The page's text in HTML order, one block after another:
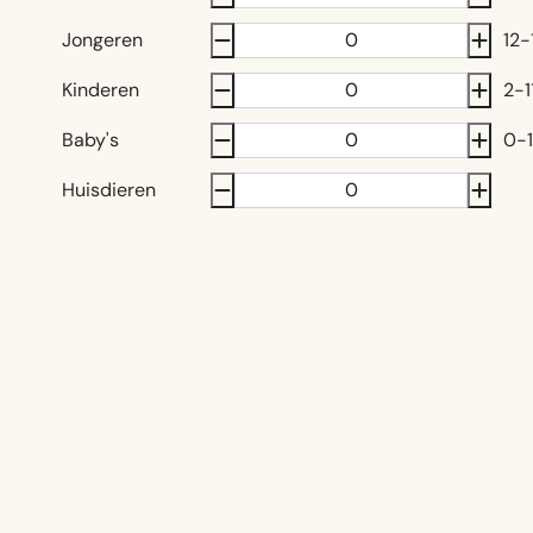
Jongeren
12-
Kinderen
2-
Baby's
0-1
Huisdieren